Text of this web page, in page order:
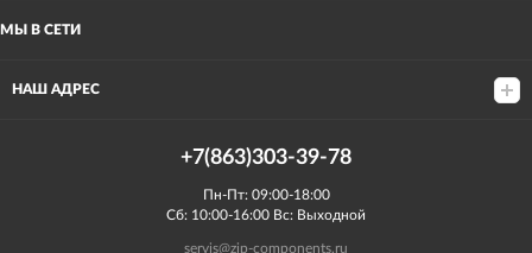
МЫ В СЕТИ
НАШ АДРЕС
+7(863)303-39-78
Пн-Пт: 09:00-18:00
Сб: 10:00-16:00 Вс: Выходной
servis@zip-components.ru